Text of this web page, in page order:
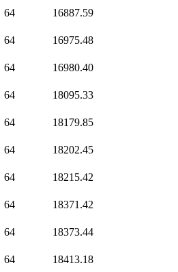
64
16887.59
64
16975.48
64
16980.40
64
18095.33
64
18179.85
64
18202.45
64
18215.42
64
18371.42
64
18373.44
64
18413.18